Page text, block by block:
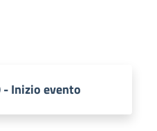
- Inizio evento